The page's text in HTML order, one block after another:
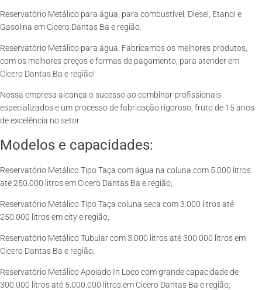
Reservatório Metálico para água, para combustível, Diesel, Etanol e
Gasolina em Cicero Dantas Ba e região.
Reservatório Metálico para água: Fabricamos os melhores produtos,
com os melhores preços e formas de pagamento, para atender em
Cicero Dantas Ba e região!
Nossa empresa alcança o sucesso ao combinar profissionais
especializados e um processo de fabricação rigoroso, fruto de 15 anos
de excelência no setor.
Modelos e capacidades:
Reservatório Metálico Tipo Taça com água na coluna com 5.000 litros
até 250.000 litros em Cicero Dantas Ba e região;
Reservatório Metálico Tipo Taça coluna seca com 3.000 litros até
250.000 litros em city e região;
Reservatório Metálico Tubular com 3.000 litros até 300.000 litros em
Cicero Dantas Ba e região;
Reservatório Metálico Apoiado In Loco com grande capacidade de
300.000 litros até 5.000.000 litros em Cicero Dantas Ba e região;